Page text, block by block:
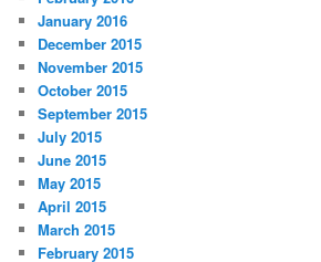
January 2016
December 2015
November 2015
October 2015
September 2015
July 2015
June 2015
May 2015
April 2015
March 2015
February 2015